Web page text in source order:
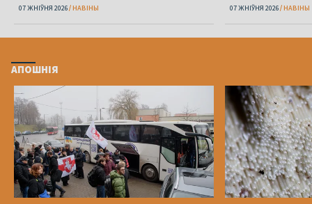
07 ЖНІЎНЯ 2026 НАВІНЫ 07 ЖНІЎНЯ 2026 НАВІНЫ
АПОШНІЯ